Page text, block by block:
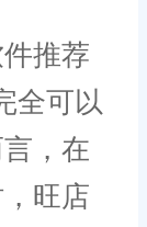
推荐
全可以
，在
旺店